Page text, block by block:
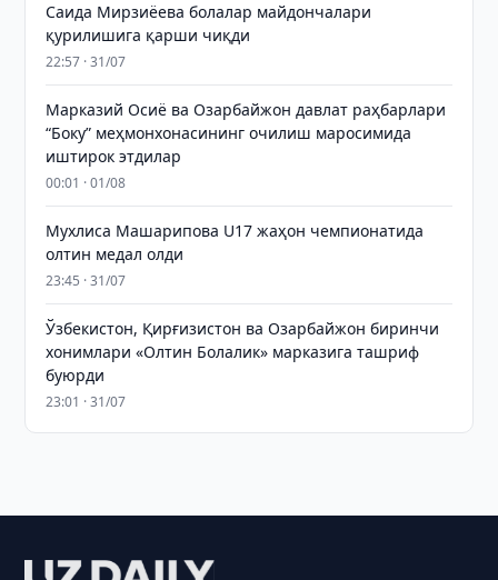
Саида Мирзиёева болалар майдончалари
қурилишига қарши чиқди
22:57 · 31/07
Марказий Осиё ва Озарбайжон давлат раҳбарлари
“Боку” меҳмонхонасининг очилиш маросимида
иштирок этдилар
00:01 · 01/08
Мухлиса Машарипова U17 жаҳон чемпионатида
олтин медал олди
23:45 · 31/07
Ўзбекистон, Қирғизистон ва Озарбайжон биринчи
хонимлари «Олтин Болалик» марказига ташриф
буюрди
23:01 · 31/07